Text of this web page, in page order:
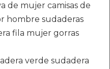
de mujer camisas de
hombre sudaderas
fila mujer gorras
verde sudadera